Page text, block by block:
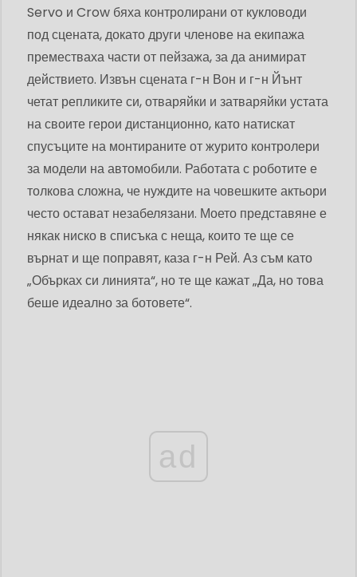
Servo и Crow бяха контролирани от кукловоди
под сцената, докато други членове на екипажа
преместваха части от пейзажа, за да анимират
действието. Извън сцената г-н Вон и г-н Йънт
четат репликите си, отваряйки и затваряйки устата
на своите герои дистанционно, като натискат
спусъците на монтираните от журито контролери
за модели на автомобили. Работата с роботите е
толкова сложна, че нуждите на човешките актьори
често остават незабелязани. Моето представяне е
някак ниско в списъка с неща, които те ще се
върнат и ще поправят, каза г-н Рей. Аз съм като
„Обърках си линията“, но те ще кажат „Да, но това
беше идеално за ботовете“.
ad